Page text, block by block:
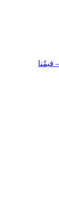
قيمُنا